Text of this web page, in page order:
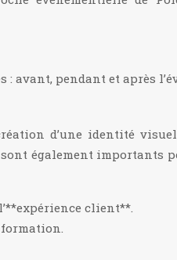
avant, pendant et après
d’une identité
également
client**.